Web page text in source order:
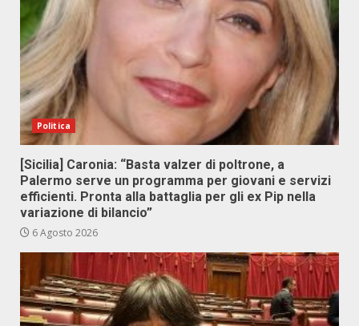
Politica
[Sicilia] Caronia: “Basta valzer di poltrone, a
Palermo serve un programma per giovani e servizi
efficienti. Pronta alla battaglia per gli ex Pip nella
variazione di bilancio”
6 Agosto 2026